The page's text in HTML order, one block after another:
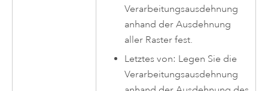
Verarbeitungsausdehnung
anhand der Ausdehnung
aller Raster fest.
Letztes von: Legen Sie die
Verarbeitungsausdehnung